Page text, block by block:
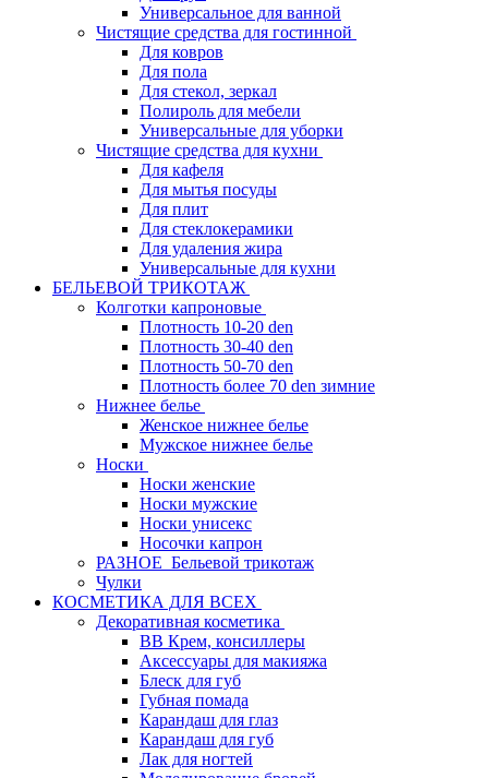
Универсальное для ванной
Чистящие средства для гостинной
Для ковров
Для пола
Для стекол, зеркал
Полироль для мебели
Универсальные для уборки
Чистящие средства для кухни
Для кафеля
Для мытья посуды
Для плит
Для стеклокерамики
Для удаления жира
Универсальные для кухни
БЕЛЬЕВОЙ ТРИКОТАЖ
Колготки капроновые
Плотность 10-20 den
Плотность 30-40 den
Плотность 50-70 den
Плотность более 70 den зимние
Нижнее белье
Женское нижнее белье
Мужское нижнее белье
Носки
Носки женские
Носки мужские
Носки унисекс
Носочки капрон
РАЗНОЕ_Бельевой трикотаж
Чулки
КОСМЕТИКА ДЛЯ ВСЕХ
Декоративная косметика
BB Крем, консиллеры
Аксессуары для макияжа
Блеск для губ
Губная помада
Карандаш для глаз
Карандаш для губ
Лак для ногтей